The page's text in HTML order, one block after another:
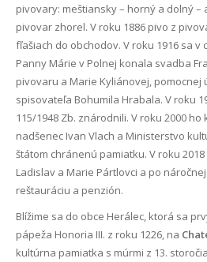
pivovary: meštiansky – horný a dolný –
pivovar zhorel. V roku 1886 pivo z
fľašiach do obchodov. V roku 1916 sa v
Panny Márie v Polnej konala svadba
pivovaru a Marie Kyliánovej, pomocnej
spisovateľa Bohumila Hrabala. V roku
115/1948 Zb. znárodnili. V roku 2000
nadšenec Ivan Vlach a Ministerstvo
štátom chránenú pamiatku. V roku
Ladislav a Marie Pártlovci a po
reštauráciu a penzión.
Blížime sa do obce Herálec, ktorá sa
pápeža Honoria III. z roku 1226, na
kultúrna pamiatka s múrmi z 13.